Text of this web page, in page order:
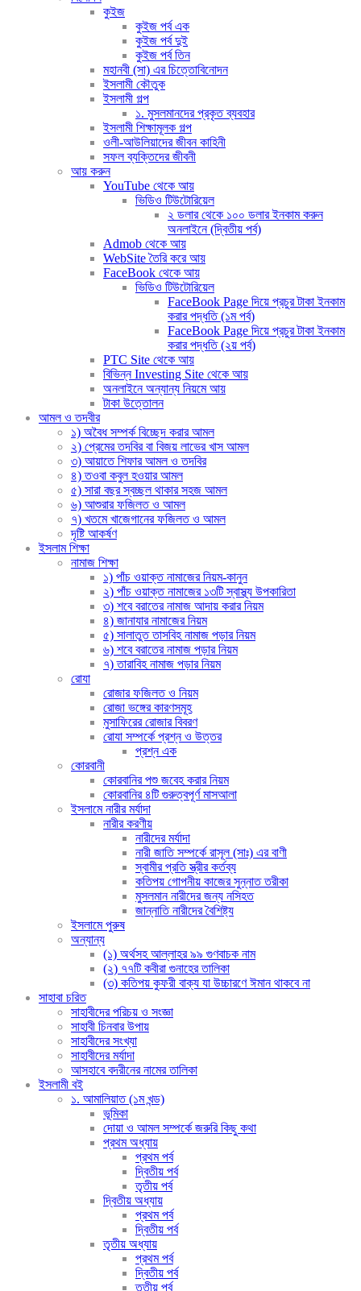
কুইজ
কুইজ পর্ব এক
কুইজ পর্ব দুই
কুইজ পর্ব তিন
মহানবী (সা) এর চিত্তোবিনোদন
ইসলামী কৌতুক
ইসলামী গল্প
১. মুসলমানদের প্রকৃত ব্যবহার
ইসলামী শিক্ষামূলক গল্প
ওলী-আউলিয়াদের জীবন কাহিনী
সফল ব্যক্তিদের জীবনী
আয় করুন
YouTube থেকে আয়
ভিডিও টিউটোরিয়েল
২ ডলার থেকে ১০০ ডলার ইনকাম করুন
অনলাইনে (দ্বিতীয় পর্ব)
Admob থেকে আয়
WebSite তৈরি করে আয়
FaceBook থেকে আয়
ভিডিও টিউটোরিয়েল
FaceBook Page দিয়ে প্রচুর টাকা ইনকাম
করার পদ্ধতি (১ম পর্ব)
FaceBook Page দিয়ে প্রচুর টাকা ইনকাম
করার পদ্ধতি (২য় পর্ব)
PTC Site থেকে আয়
বিভিন্ন Investing Site থেকে আয়
অনলাইনে অন্যান্য নিয়মে আয়
টাকা উত্তোলন
আমল ও তদবীর
১) অবৈধ সম্পর্ক বিচ্ছেদ করার আমল
২) প্রেমের তদবির বা বিজয় লাভের খাস আমল
৩) আয়াতে শিফার আমল ও তদবির
৪) তওবা কবুল হওয়ার আমল
৫) সারা বছর স্বচ্ছল থাকার সহজ আমল
৬) আশুরার ফজিলত ও আমল
৭) খতমে খাজেগানের ফজিলত ও আমল
দৃষ্টি আকর্ষণ
ইসলাম শিক্ষা
নামাজ শিক্ষা
১) পাঁচ ওয়াক্ত নামাজের নিয়ম-কানুন
২) পাঁচ ওয়াক্ত নামাজের ১৩টি স্বাস্থ্য উপকারিতা
৩) শবে বরাতের নামাজ আদায় করার নিয়ম
৪) জানাযার নামাজের নিয়ম
৫) সালাতুত তাসবিহ নামাজ পড়ার নিয়ম
৬) শবে বরাতের নামাজ পড়ার নিয়ম
৭) তারাবিহ নামাজ পড়ার নিয়ম
রোযা
রোজার ফজিলত ও নিয়ম
রোজা ভঙ্গের কারণসমূহ
মুসাফিরের রোজার বিবরণ
রোযা সম্পর্কে প্রশ্ন ও উত্তর
প্রশ্ন এক
কোরবানী
কোরবানির পশু জবেহ করার নিয়ম
কোরবানির ৪টি গুরুত্বপূর্ণ মাসআলা
ইসলামে নারীর মর্যাদা
নারীর করণীয়
নারীদের মর্যাদা
নারী জাতি সম্পর্কে রাসূল (সাঃ) এর বাণী
স্বামীর প্রতি স্ত্রীর কর্তব্য
কতিপয় গোপনীয় কাজের সুন্নাত তরীকা
মুসলমান নারীদের জন্য নসিহত
জান্নাতি নারীদের বৈশিষ্ট্য
ইসলামে পুরুষ
অন্যান্য
(১) অর্থসহ আল্লাহর ৯৯ গুণবাচক নাম
(২) ৭৭টি কবীরা গুনাহের তালিকা
(৩) কতিপয় কুফরী বাক্য যা উচ্চারণে ঈমান থাকবে না
সাহাবা চরিত
সাহাবীদের পরিচয় ও সংজ্ঞা
সাহাবী চিনবার উপায়
সাহাবীদের সংখ্যা
সাহাবীদের মর্যাদা
আসহাবে বদরীনের নামের তালিকা
ইসলামী বই
১. আমালিয়াত (১ম খন্ড)
ভূমিকা
দোয়া ও আমল সম্পর্কে জরুরি কিছু কথা
প্রথম অধ্যায়
প্রথম পর্ব
দ্বিতীয় পর্ব
তৃতীয় পর্ব
দ্বিতীয় অধ্যায়
প্রথম পর্ব
দ্বিতীয় পর্ব
তৃতীয় অধ্যায়
প্রথম পর্ব
দ্বিতীয় পর্ব
তৃতীয় পর্ব